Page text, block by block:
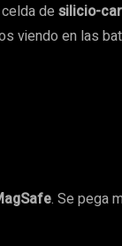
de silicio-
viendo en las
. Se pega